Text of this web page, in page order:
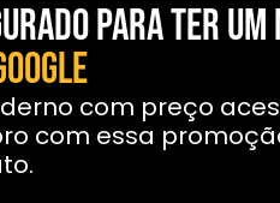
para ter um
com preço
com essa